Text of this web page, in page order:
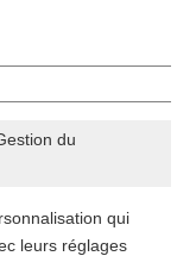
du
qui
leurs réglages